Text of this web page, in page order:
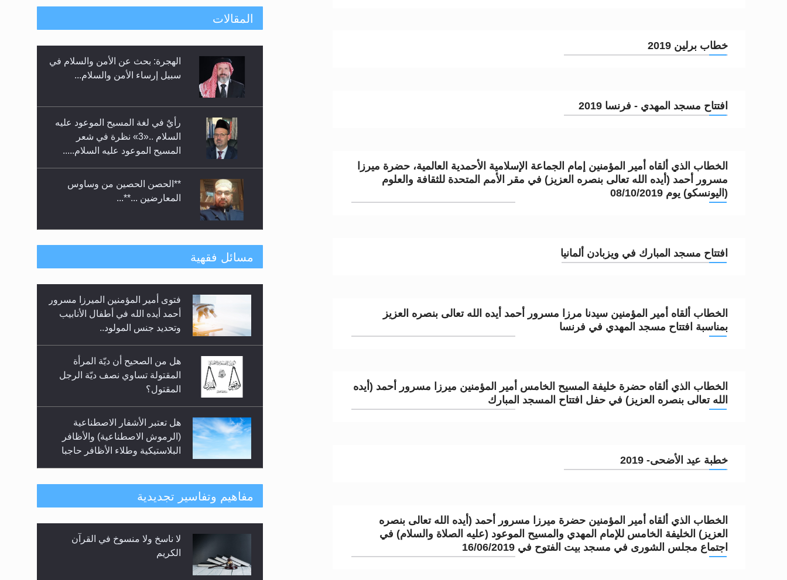
خطاب برلين 2019
افتتاح مسجد المهدي - فرنسا 2019
الخطاب الذي ألقاه أمير المؤمنين إمام الجماعة الإسلامية الأحمدية العالمية، حضرة ميرزا
مسرور أحمد (أيده الله تعالى بنصره العزيز) في مقر الأمم المتحدة للثقافة والعلوم
(اليونسكو) يوم 08/10/2019
افتتاح مسجد المبارك في ويزبادن ألمانيا
الخطاب ألقاه أمير المؤمنين سيدنا مرزا مسرور أحمد أيده الله تعالى بنصره العزيز
بمناسبة افتتاح مسجد المهدي في فرنسا
الخطاب الذي ألقاه حضرة خليفة المسيح الخامس أمير المؤمنين ميرزا مسرور أحمد (أيده
الله تعالى بنصره العزيز) في حفل افتتاح المسجد المبارك
خطبة عيد الأضحى- 2019
الخطاب الذي ألقاه أمير المؤمنين حضرة ميرزا مسرور أحمد (أيده الله تعالى بنصره
العزيز) الخليفة الخامس للإمام المهدي والمسيح الموعود (عليه الصلاة والسلام) في
اجتماع مجلس الشورى في مسجد بيت الفتوح في 16/06/2019
إتمام حفظ القرآن الكريم لثلاثة
حفل توزيع الشهادات في الجامعة
الأحمدية بنيجيريا لعام 2025
المقالات
الهجرة: بحث عن الأمن والسلام في
سبيل إرساء الأمن والسلام...
رأيٌ في لغة المسيح الموعود عليه
السلام ..«3» نظرة في شعر
المسيح الموعود عليه السلام.....
**الحصن الحصين من وساوس
المعارضين ...**...
متطلَّبات التّحريك الجديد...
رأيٌ في لغة المسيح الموعود عليه
السلام.. 4...
مسائل فقهية
فتوى أمير المؤمنين الميرزا مسرور
أحمد أيده الله في أطفال الأنابيب
وتحديد جنس المولود..
هل من الصحيح أن ديّة المرأة
المقتولة تساوي نصف ديّة الرجل
المقتول؟
هل تعتبر الأشفار الاصطناعية
(الرموش الاصطناعية) والأظافر
البلاستيكية وطلاء الأظافر حاجبا
هل يُحسب حول الزكاة وفق السنة
الميلادية أو الهجرية؟
هل يجوز فتح مشروع كوافير نسائي
للمحجبات وغير المحجبات؟
مفاهيم وتفاسير تجديدية
لا ناسخ ولا منسوخ في القرآن
الكريم